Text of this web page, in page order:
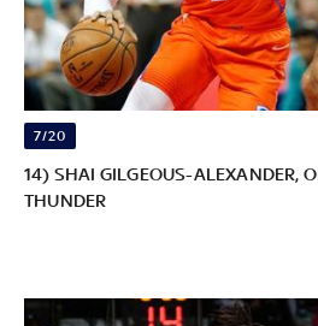
7/20
14) SHAI GILGEOUS-ALEXANDER,
THUNDER